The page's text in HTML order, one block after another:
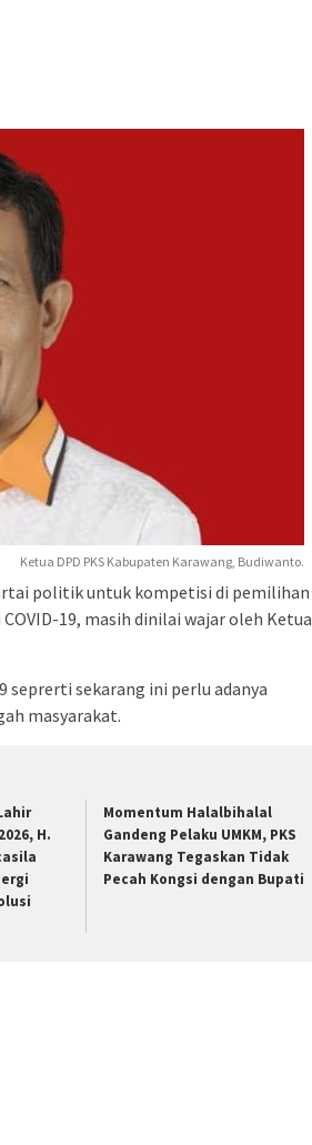
Ketua DPD PKS Kabupaten Karawang, Budiwanto.
politik untuk kompetisi di pemilihan
19, masih dinilai wajar oleh Ketua
seprerti sekarang ini perlu adanya
masyarakat.
H.
Momentum Halalbihalal
Gandeng Pelaku UMKM, PKS
Karawang Tegaskan Tidak
Pecah Kongsi dengan Bupati